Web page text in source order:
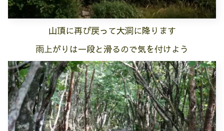
山頂に再び戻って大洞に降ります
雨上がりは一段と滑るので気を付けよう